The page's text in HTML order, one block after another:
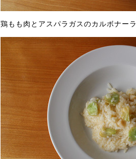
鶏もも肉とアスパラガスのカルボナーラ